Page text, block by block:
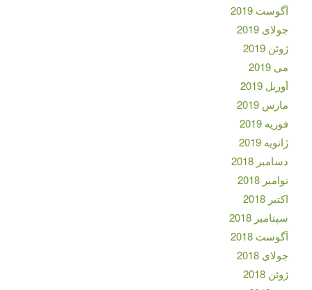
آگوست 2019
جولای 2019
ژوئن 2019
می 2019
آوریل 2019
مارس 2019
فوریه 2019
ژانویه 2019
دسامبر 2018
نوامبر 2018
اکتبر 2018
سپتامبر 2018
آگوست 2018
جولای 2018
ژوئن 2018